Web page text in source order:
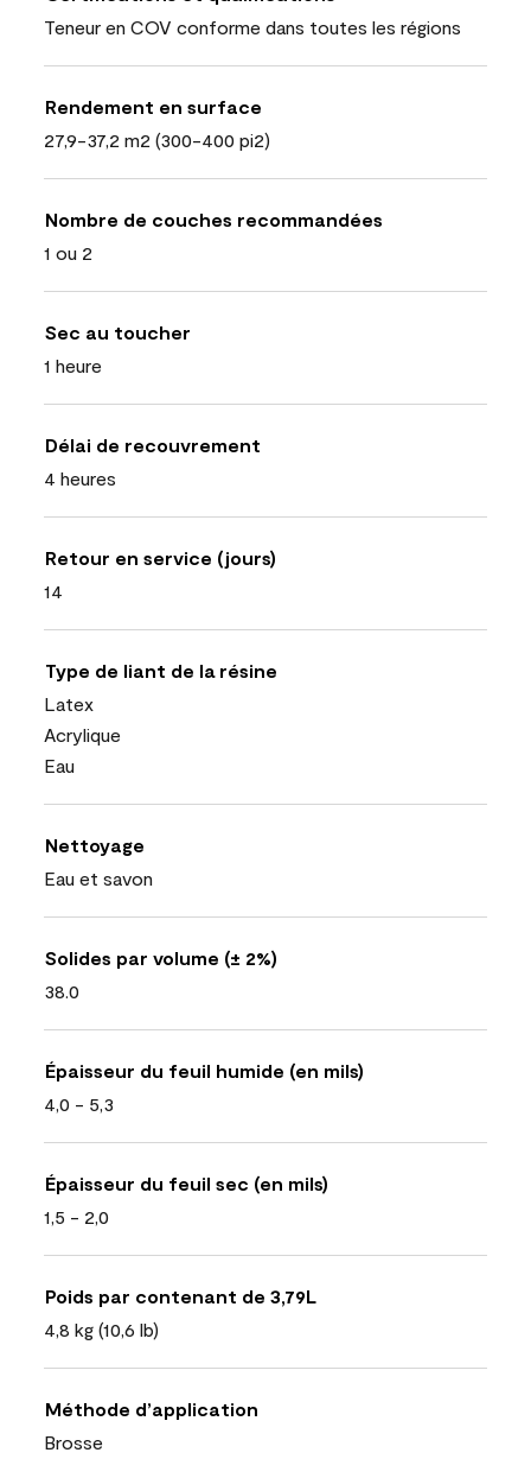
Teneur en COV conforme dans toutes les régions
Rendement en surface
27,9-37,2 m2 (300-400 pi2)
Nombre de couches recommandées
1 ou 2
Sec au toucher
1 heure
Délai de recouvrement
4 heures
Retour en service (jours)
14
Type de liant de la résine
Latex
Acrylique
Eau
Nettoyage
Eau et savon
Solides par volume (± 2%)
38.0
Épaisseur du feuil humide (en mils)
4,0 - 5,3
Épaisseur du feuil sec (en mils)
1,5 - 2,0
Poids par contenant de 3,79L
4,8 kg (10,6 lb)
Méthode d’application
Brosse